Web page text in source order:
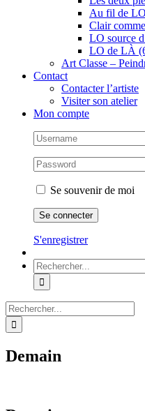
Au fil de
Clair
LO source
LO de LÀ
Art Classe –
Contact
Contacter l’artiste
Visiter son atelier
Mon compte
Se souvenir de moi
S'enregistrer
Rechercher:
Rechercher:
Demain